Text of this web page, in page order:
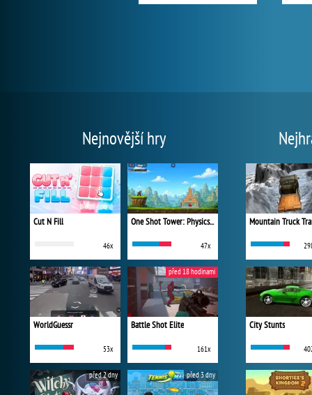
Nejnovější hry
Cut N Fill
46x
One Shot Tower: Physics Destroyer
47x
WorldGuessr
53x
Battle Shot Elite
161x
před 18 hodinami
před 2 dny před 3 dny
Mountain Truck
City Stunts